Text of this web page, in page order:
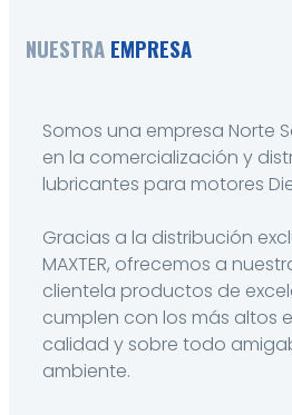
NUESTRA EMPRESA
Somos una empresa Norte
en la comercialización y
lubricantes para motores
Gracias a la distribución
MAXTER, ofrecemos a
clientela productos de
cumplen con los más altos
calidad y sobre todo
ambiente.